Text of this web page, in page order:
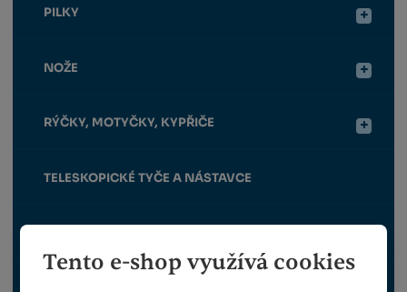
Tento e-shop využívá cookies
PILKY
NOŽE
RÝČKY, MOTYČKY, KYPŘIČE
TELESKOPICKÉ TYČE A NÁSTAVCE